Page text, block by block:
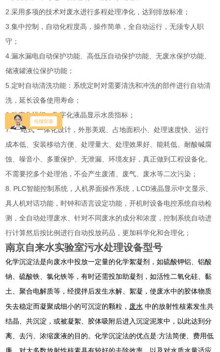
2.采用多项的技术对废水进行多程处理净化，达到排放标准；
3.集中控制，自动化程度高，操作简单，全自动运行，无须专人职
守；
4.漏水漏电自动保护功能、高低压自动保护功能、无废水保护功能、
储液罐液位保护功能；
5.定时自动清洗功能：系统定时对需要清洗和冲洗的部件进行自动清
洗，延长设备使用寿命；
6.动态化运行，数字化液晶显示水质指标；
7.“一站式”一体化设计，外形美观、占地面积小、处理速度快、运行
成本低、安装移动方便、处理量大、处理效果好、能耗低、耐酸碱腐
蚀、噪音小、多重保护、无泄漏、环境友好，真正做到工程设备化。
不需要挖多个处理池，不会产生废渣、废气、废水等二次污染；
8. PLC智能控制系统，人机界面操作系统，LCD液晶显示中文显示、
具人机对话功能，时钟和语言设定功能，开机时设备电控系统自动检
测，全自动处理废水、针对不同废水的成分和浓度，控制系统自动进
行计算然后按比例进行自动投放药品，更加科学化和合理化；
南京自来水实验室污水处理设备型号
化学沉淀法是向废水中投放一定量的化学絮凝剂，如硫酸钾铝、铝酸
钠、硫酸铁、氯化铁等，有时还需投加助凝剂，如活性二氧化硅、黏
土、聚合电解质等，经搅拌后发生水解、絮凝，使废水中的胶体物质
失去稳定而凝聚成细小的可沉淀的颗粒， 废水 中的放射性核素发生共
结晶、共沉淀，或被凝絮、胶体吸附后进入沉淀泥浆中，以此达到分
离、去污、浓缩废液的目的。化学沉淀法的优点是:方法简便、费用低